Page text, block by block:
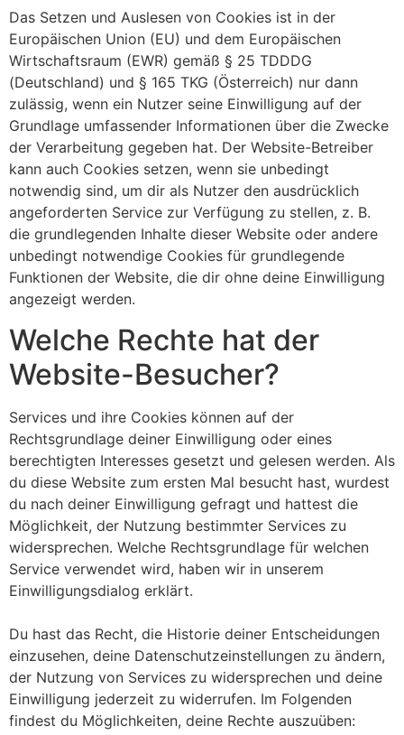
Das Setzen und Auslesen von Cookies ist in der
Europäischen Union (EU) und dem Europäischen
Wirtschaftsraum (EWR) gemäß § 25 TDDDG
(Deutschland) und § 165 TKG (Österreich) nur dann
zulässig, wenn ein Nutzer seine Einwilligung auf der
Grundlage umfassender Informationen über die Zwecke
der Verarbeitung gegeben hat. Der Website-Betreiber
kann auch Cookies setzen, wenn sie unbedingt
notwendig sind, um dir als Nutzer den ausdrücklich
angeforderten Service zur Verfügung zu stellen, z. B.
die grundlegenden Inhalte dieser Website oder andere
unbedingt notwendige Cookies für grundlegende
Funktionen der Website, die dir ohne deine Einwilligung
angezeigt werden.
Welche Rechte hat der
Website-Besucher?
Services und ihre Cookies können auf der
Rechtsgrundlage deiner Einwilligung oder eines
berechtigten Interesses gesetzt und gelesen werden. Als
du diese Website zum ersten Mal besucht hast, wurdest
du nach deiner Einwilligung gefragt und hattest die
Möglichkeit, der Nutzung bestimmter Services zu
widersprechen. Welche Rechtsgrundlage für welchen
Service verwendet wird, haben wir in unserem
Einwilligungsdialog erklärt.
Du hast das Recht, die Historie deiner Entscheidungen
einzusehen, deine Datenschutzeinstellungen zu ändern,
der Nutzung von Services zu widersprechen und deine
Einwilligung jederzeit zu widerrufen. Im Folgenden
findest du Möglichkeiten, deine Rechte auszuüben: